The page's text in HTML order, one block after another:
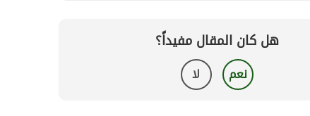
هل كان المقال مفيداً؟
نعم لا